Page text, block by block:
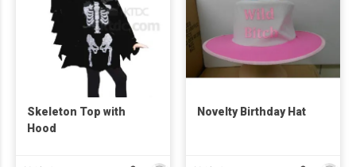
Skeleton Top with
Hood
Novelty Birthday Hat